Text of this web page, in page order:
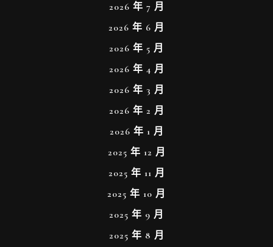
2026 年 7 月
2026 年 6 月
2026 年 5 月
2026 年 4 月
2026 年 3 月
2026 年 2 月
2026 年 1 月
2025 年 12 月
2025 年 11 月
2025 年 10 月
2025 年 9 月
2025 年 8 月